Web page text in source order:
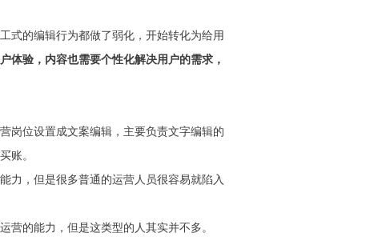
式的编辑行为都做了弱化，开始转化为给用
体验，内容也需要个性化解决用户的需求，
岗位设置成文案编辑，主要负责文字编辑的
账。
力，但是很多普通的运营人员很容易就陷入
营的能力，但是这类型的人其实并不多。